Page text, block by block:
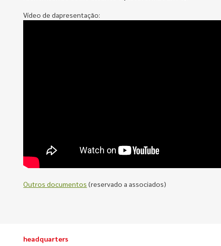
Vídeo de dapresentação:
Outros documentos (reservado a associados)
headquarters